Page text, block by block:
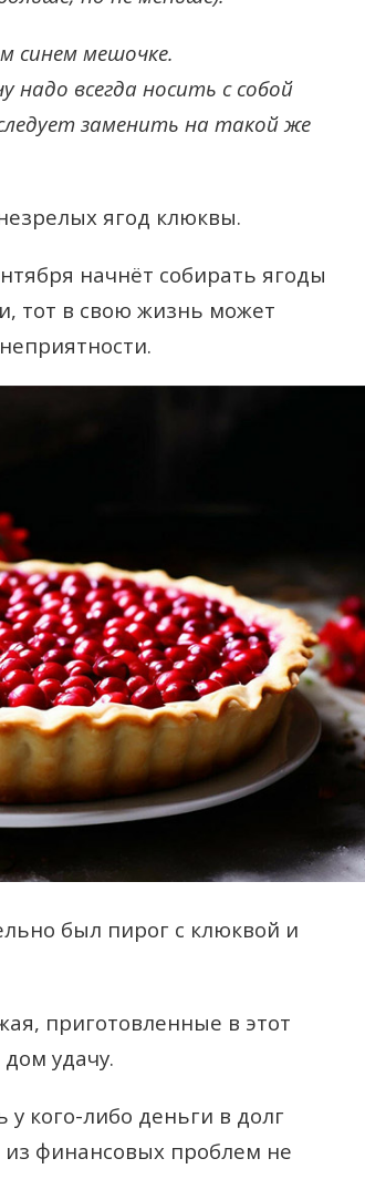
синем мешочке.
надо всегда носить с собой
заменить на такой же
ягод клюквы.
начнёт собирать ягоды
тот в свою жизнь может
был пирог с клюквой и
приготовленные в этот
удачу.
у кого-либо деньги в долг
финансовых проблем не